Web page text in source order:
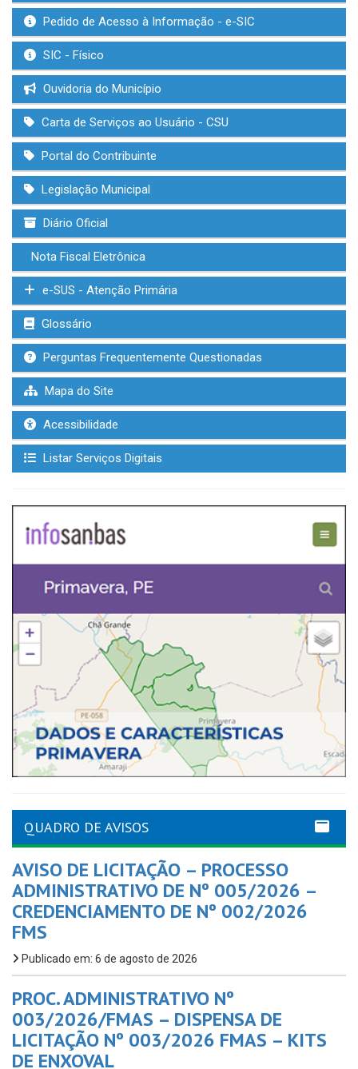
Pedido de Acesso à Informação - e-SIC
SIC - Físico
Ouvidoria do Município
Carta de Serviços ao Usuário - CSU
Portal do Contribuinte
Legislação Municipal
Diário Oficial
Nota Fiscal Eletrônica
e-SUS - Atenção Primária
Glossário
Perguntas Frequentemente Questionadas
Mapa do Site
Acessibilidade
Listar Serviços Digitais
QUADRO DE AVISOS
AVISO DE LICITAÇÃO – PROCESSO
ADMINISTRATIVO DE Nº 005/2026 –
CREDENCIAMENTO DE Nº 002/2026
FMS
Publicado em: 6 de agosto de 2026
PROC. ADMINISTRATIVO Nº
003/2026/FMAS – DISPENSA DE
LICITAÇÃO Nº 003/2026 FMAS – KITS
DE ENXOVAL